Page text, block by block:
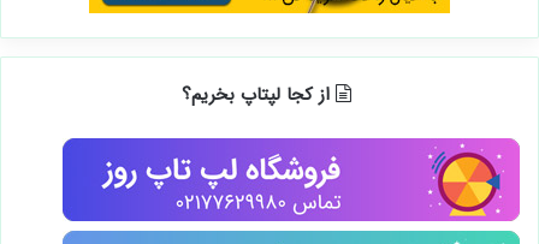
از کجا لپتاپ بخریم؟